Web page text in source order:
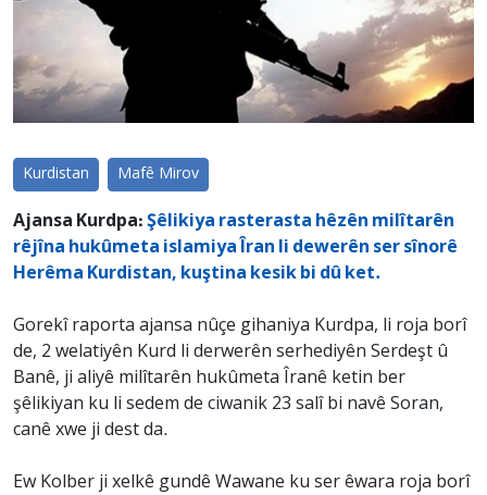
Kurdistan Mafê Mirov
Ajansa Kurdpa: Şêlikiya rasterasta hêzên milîtarên
rêjîna hukûmeta islamiya Îran li dewerên ser sînorê
Herêma Kurdistan, kuştina kesik bi dû ket.
Gorekî raporta ajansa nûçe gihaniya Kurdpa, li roja borî
de, 2 welatiyên Kurd li derwerên serhediyên Serdeşt û
Banê, ji aliyê milîtarên hukûmeta Îranê ketin ber
şêlikiyan ku li sedem de ciwanik 23 salî bi navê Soran,
canê xwe ji dest da.
Ew Kolber ji xelkê gundê Wawane ku ser êwara roja borî